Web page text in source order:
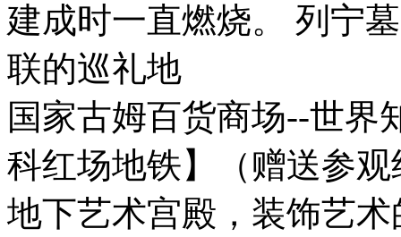
建成时一直燃烧。 列宁
联的巡礼地
国家古姆百货商场--世界
科红场地铁】（赠送参
地下艺术宫殿，装饰艺